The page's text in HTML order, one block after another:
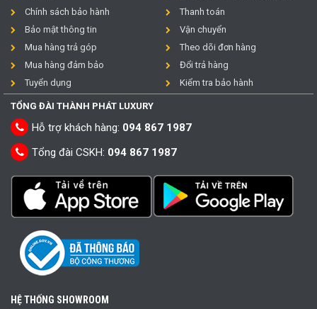
Chính sách bảo hành
Bảo mật thông tin
Mua hàng trả góp
Mua hàng đảm bảo
Tuyển dụng
Thanh toán
Vận chuyển
Theo dõi đơn hàng
Đổi trả hàng
Kiểm tra bảo hành
TỔNG ĐÀI THÀNH PHÁT LUXURY
Hỗ trợ khách hàng: 094 867 1987
Tổng đài CSKH: 094 867 1987
HỆ THỐNG SHOWROOM